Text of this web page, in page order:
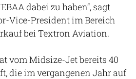
dabei zu haben“, sagt
Vice-President im Bereich
bei Textron Aviation.
vom Midsize-Jet bereits 40
die im vergangenen Jahr auf